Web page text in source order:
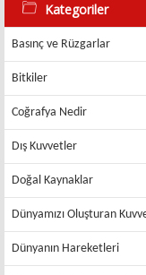
Kategoriler
Basınç ve Rüzgarlar
Bitkiler
Coğrafya Nedir
Dış Kuvvetler
Doğal Kaynaklar
Dünyamızı Oluşturan
Dünyanın Hareketleri